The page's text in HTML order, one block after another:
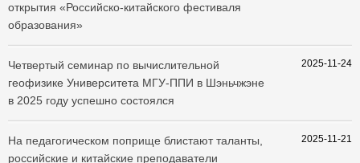
открытия «Российско-китайского фестиваля
образования»
Четвертый семинар по вычислительной
геофизике Университета МГУ-ППИ в Шэньчжэне
в 2025 году успешно состоялся
2025-11-24
На педагогическом поприще блистают таланты,
российские и китайские преподаватели
2025-11-21